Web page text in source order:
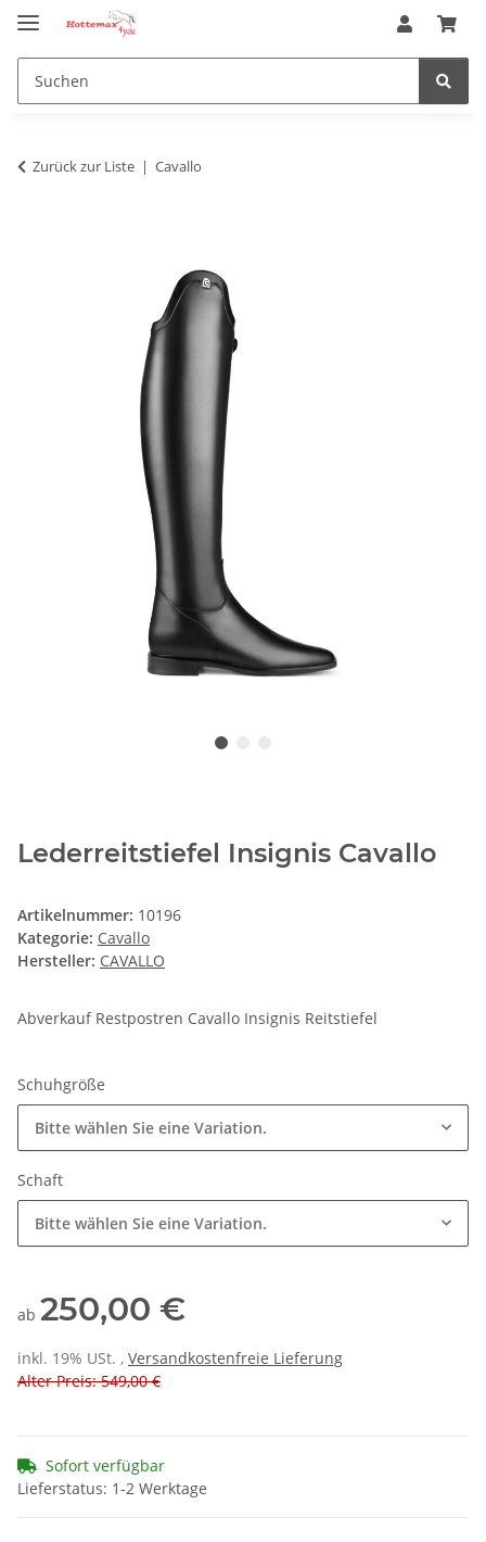
Zurück zur Liste Cavallo
Lederreitstiefel Insignis Cavallo
Artikelnummer: 10196
Kategorie: Cavallo
Hersteller: CAVALLO
Abverkauf Restpostren Cavallo Insignis Reitstiefel
Schuhgröße
Bitte wählen Sie eine Variation.
Schaft
Bitte wählen Sie eine Variation.
ab 250,00 €
inkl. 19% USt. , Versandkostenfreie Lieferung
Alter Preis: 549,00 €
Sofort verfügbar
Lieferstatus: 1-2 Werktage